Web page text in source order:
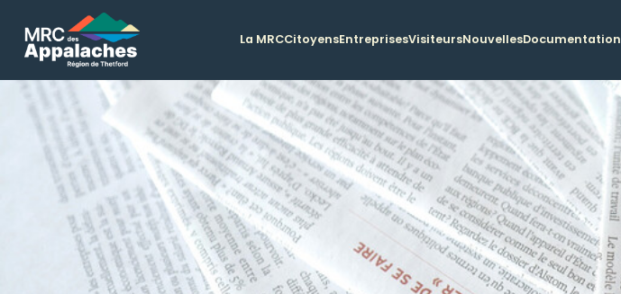
La MRCCitoyensEntreprisesVisiteursNouvellesDocumentation